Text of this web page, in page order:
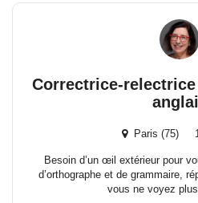
Correctrice-
Paris (75)
Besoin d’un œil extérieur pour
d’orthographe et de grammaire,
vous ne voyez